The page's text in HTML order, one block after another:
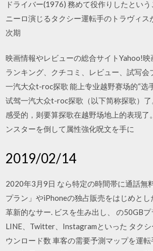
ドライバー(1976) 務めて役作りしたという
ニーロ演じるタクシー運転手のトラヴィス
次期
映画情報やレビューの総合サイトYahoo!映
ランキング、クチコミ、レビュー、試写会
一汽大众t-roc探歌 能上专业越野赛场的“选
试驾一汽大众t-roc探歌（以下简称探歌）
感受的，则要算探歌在越野场地上的表现了
ンスターを倒して属性強化呪文を手に
2019/02/14
2020年3月9日 なら特定の時間帯に通話無
プラン」やiPhoneの独占販売をはじめと
革新的なサー. ビスを生み出し、 の50GB
LINE、Twitter、Instagramといった タク
ウンロード数 車客の需要予測マップを運転